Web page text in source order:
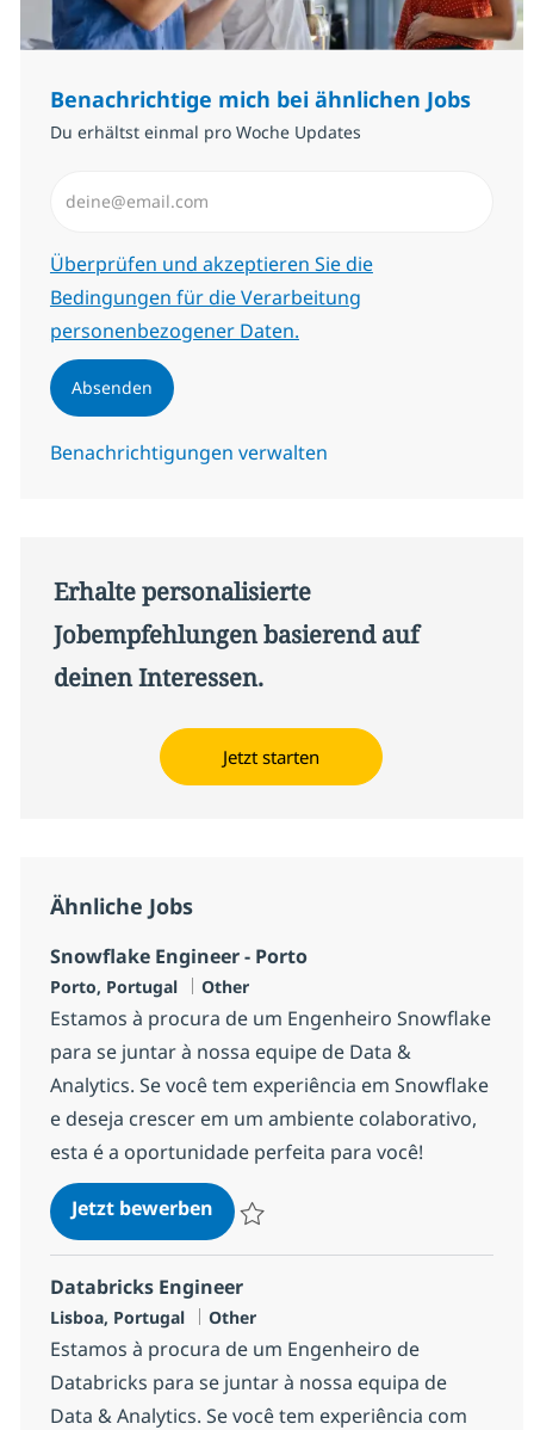
Benachrichtige mich bei ähnlichen Jobs
Du erhältst einmal pro Woche Updates
Erforderlich
Überprüfen und akzeptieren Sie die
Bedingungen für die Verarbeitung
personenbezogener Daten.
Absenden
Benachrichtigungen verwalten
Erhalte personalisierte
Jobempfehlungen basierend auf
deinen Interessen.
Jetzt starten
Ähnliche Jobs
Snowflake Engineer - Porto
Standort
Porto, Portugal Kategorie
Other
Estamos à procura de um Engenheiro Snowflake
para se juntar à nossa equipe de Data &
Analytics. Se você tem experiência em Snowflake
e deseja crescer em um ambiente colaborativo,
esta é a oportunidade perfeita para você!
Jetzt bewerbenSnowflake Engineer - Porto
Databricks Engineer
Standort
Lisboa, Portugal Kategorie
Other
Estamos à procura de um Engenheiro de
Databricks para se juntar à nossa equipa de
Data & Analytics. Se você tem experiência com